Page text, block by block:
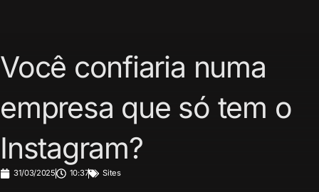
Você confiaria numa
empresa que só tem o
Instagram?
31/03/2025 10:37 Sites